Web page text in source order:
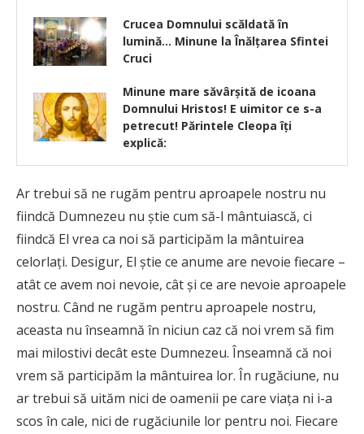
Crucea Domnului scăldată în
lumină… Minune la Înălțarea Sfintei
Cruci
Minune mare săvârşită de icoana
Domnului Hristos! E uimitor ce s-a
petrecut! Părintele Cleopa îţi
explică:
Ar trebui să ne rugăm pentru aproapele nostru nu
fiindcă Dumnezeu nu ştie cum să-l mântuiască, ci
fiindcă El vrea ca noi să participăm la mântuirea
celorlaţi. Desigur, El ştie ce anume are nevoie fiecare –
atât ce avem noi nevoie, cât şi ce are nevoie aproapele
nostru. Când ne rugăm pentru aproapele nostru,
aceasta nu înseamnă în niciun caz că noi vrem să fim
mai milostivi decât este Dumnezeu. Înseamnă că noi
vrem să participăm la mântuirea lor. În rugăciune, nu
ar trebui să uităm nici de oamenii pe care viaţa ni i-a
scos în cale, nici de rugăciunile lor pentru noi. Fiecare